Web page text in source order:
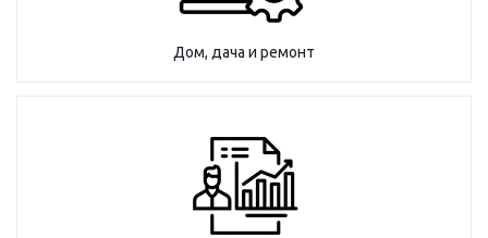
Дом, дача и ремонт